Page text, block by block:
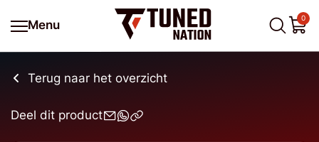
Menu
0
Terug naar het overzicht
Deel dit product